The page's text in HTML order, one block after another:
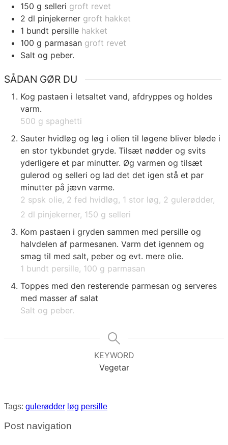
150 g selleri groft revet
2 dl pinjekerner groft hakket
1 bundt persille hakket
100 g parmasan groft revet
Salt og peber.
SÅDAN GØR DU
Kog pastaen i letsaltet vand, afdryppes og holdes
varm.
500 g spaghetti
Sauter hvidløg og løg i olien til løgene bliver bløde i
en stor tykbundet gryde. Tilsæt nødder og svits
yderligere et par minutter. Øg varmen og tilsæt
gulerod og selleri og lad det det igen stå et par
minutter på jævn varme.
2 spsk olie, 2 fed hvidløg, 1 stor løg, 2 gulerødder,
2 dl pinjekerner, 150 g selleri
Kom pastaen i gryden sammen med persille og
halvdelen af parmesanen. Varm det igennem og
smag til med salt, peber og evt. mere olie.
1 bundt persille, 100 g parmasan
Toppes med den resterende parmesan og serveres
med masser af salat
Salt og peber.
KEYWORD
Vegetar
Tags: gulerødder løg persille
Post navigation